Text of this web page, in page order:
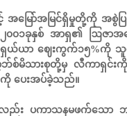
အမြော်အမြင်ရှိမှုတို့ကို အစွဲ
မှ ၂၀၀၁ခုနှစ် အာရှ၏ ဩဇ
ရှယ်ယာ ဈေးကွက်၁၅%ကို
ာ့ဘ်စ်မိသားစုတို့မှ လီကာရှ
ပေးအပ်ခဲ့သည်။
ည်း ပကာသနမဖက်သော ဘ